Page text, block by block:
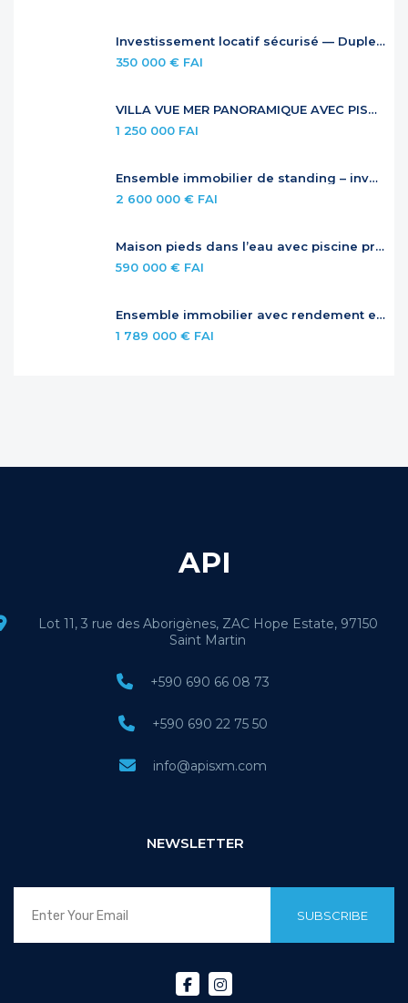
Investissement locatif sécurisé — Duplex à Anse Marcel
350 000 € FAI
VILLA VUE MER PANORAMIQUE AVEC PISCINE À DÉBORDEMENT
1 250 000 FAI
Ensemble immobilier de standing – investissement locatif premium
2 600 000 € FAI
Maison pieds dans l’eau avec piscine privée
590 000 € FAI
Ensemble immobilier avec rendement et potentiel – Jardins de la Baie Orientale
1 789 000 € FAI
API
Lot 11, 3 rue des Aborigènes, ZAC Hope Estate, 97150
Saint Martin
+590 690 66 08 73
+590 690 22 75 50
info@apisxm.com
NEWSLETTER
SUBSCRIBE